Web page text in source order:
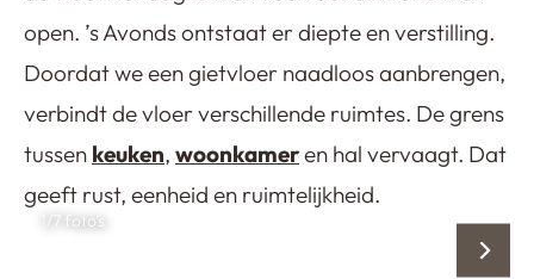
open. ’s Avonds ontstaat er diepte en verstilling.
Doordat we een gietvloer naadloos aanbrengen,
verbindt de vloer verschillende ruimtes. De grens
tussen keuken, woonkameren hal vervaagt. Dat
geeft rust, eenheid en ruimtelijkheid.
/7 foto’s